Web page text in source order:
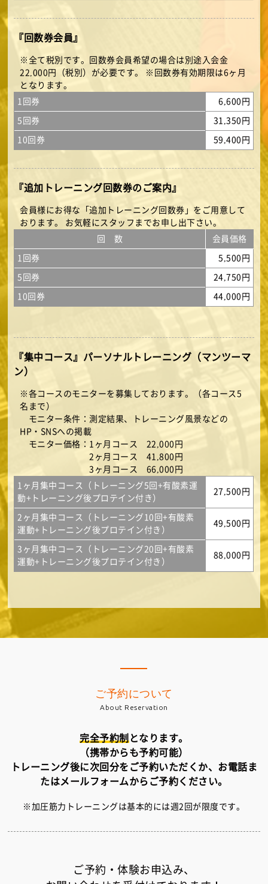
『回数券会員』
※全て税別です。回数券会員希望の場合は別途入会金
22,000円（税別）が必要です。 ※回数券有効期限は6ヶ月
となります。
1回券
6,600円
5回券 31,350円
10回券 59,400円
『追加トレーニング回数券のご案内』
会員様にお得な「追加トレーニング回数券」をご用意して
おります。 お気軽にスタッフまでお申し出下さい。
回 数
会員価格
1回券 5,500円
5回券 24,750円
10回券 44,000円
『集中コース』パーソナルトレーニング（マンツーマ
ン）
※各コースのモニターを募集しております。（各コース5
名まで）
モニター条件：測定結果、トレーニング風景などの
HP・SNSへの掲載
モニター価格：1ヶ月コース 22,000円
2ヶ月コース 41,800円
3ヶ月コース 66,000円
1ヶ月集中コース（トレーニング5回+有酸素運
動+トレーニング後プロテイン付き）
27,500円
2ヶ月集中コース（トレーニング10回+有酸素
運動+トレーニング後プロテイン付き）
49,500円
3ヶ月集中コース（トレーニング20回+有酸素
運動+トレーニング後プロテイン付き）
88,000円
ご予約について
About Reservation
完全予約制となります。
（携帯からも予約可能）
トレーニング後に次回分をご予約いただくか、お電話ま
たはメールフォームからご予約ください。
※加圧筋力トレーニングは基本的には週2回が限度です。
ご予約・体験お申込み、